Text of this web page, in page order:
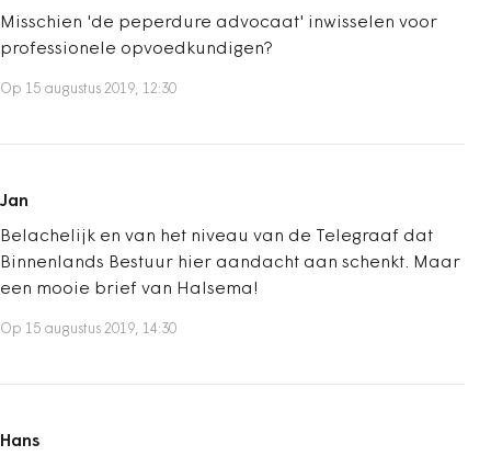
Misschien 'de peperdure advocaat' inwisselen voor
professionele opvoedkundigen?
Op 15 augustus 2019, 12:30
Jan
Belachelijk en van het niveau van de Telegraaf dat
Binnenlands Bestuur hier aandacht aan schenkt. Maar
een mooie brief van Halsema!
Op 15 augustus 2019, 14:30
Hans